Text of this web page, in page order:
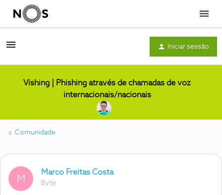
Menu
Iniciar sessão
Vishing | Phishing através de chamadas de voz
internacionais/nacionais
Comunidade
M
Marco Freitas Costa
Byte